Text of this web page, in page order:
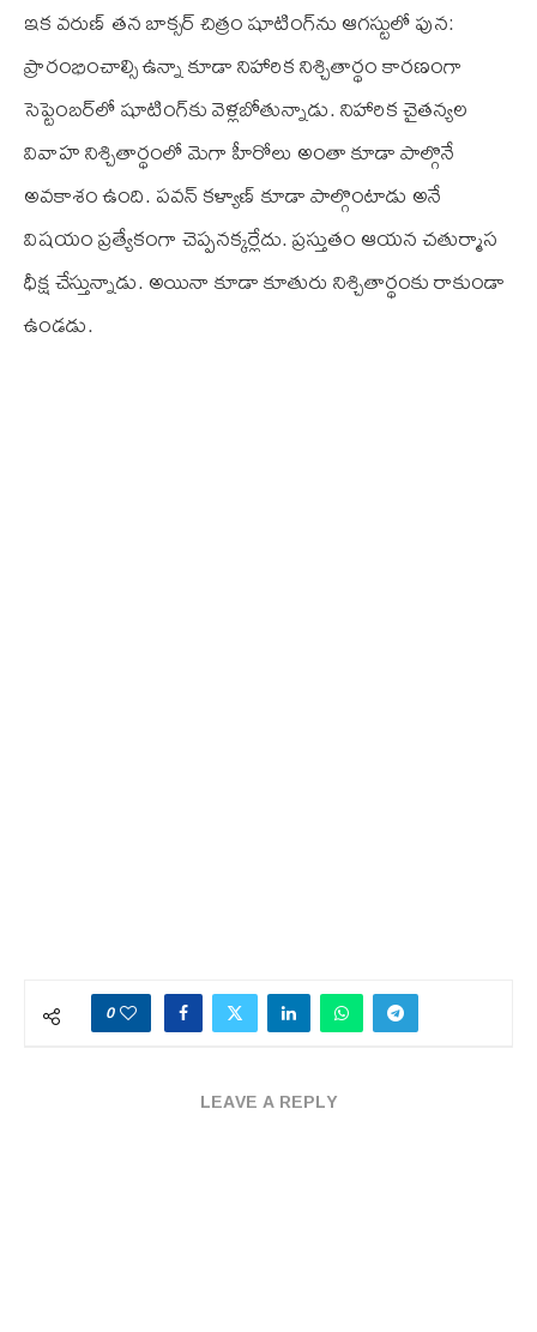
ఇక వరుణ్‌ తన బాక్సర్‌ చిత్రం షూటింగ్‌ను ఆగస్టులో పున:
ప్రారంభించాల్సి ఉన్నా కూడా నిహారిక నిశ్చితార్థం కారణంగా
సెప్టెంబర్‌లో షూటింగ్‌కు వెళ్లబోతున్నాడు. నిహారిక చైతన్యల
వివాహ నిశ్చితార్థంలో మెగా హీరోలు అంతా కూడా పాల్గొనే
అవకాశం ఉంది. పవన్‌ కళ్యాణ్‌ కూడా పాల్గొంటాడు అనే
విషయం ప్రత్యేకంగా చెప్పనక్కర్లేదు. ప్రస్తుతం ఆయన చతుర్మాస
ధీక్ష చేస్తున్నాడు. అయినా కూడా కూతురు నిశ్చితార్థంకు రాకుండా
ఉండడు.
0
LEAVE A REPLY